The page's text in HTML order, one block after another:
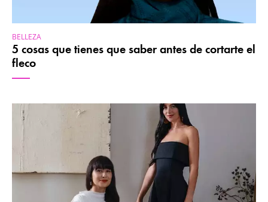
BELLEZA
5 cosas que tienes que saber antes de cortarte el
fleco